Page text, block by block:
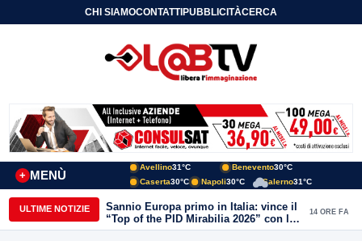
CHI SIAMOCONTATTIPUBBLICITÀCERCA
MENÙ
+
Avellino31°C Benevento30°C
Caserta30°C Napoli30°C Salerno31°C
ULTIME NOTIZIE
Sannio Europa primo in Italia: vince il
“Top of the PID Mirabilia 2026” con la
realtà virtuale nei musei del Sannio
14 ORE FA